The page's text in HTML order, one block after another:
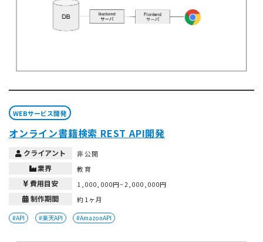
WEBサービス開発
オンライン書籍検索 REST API開発
クライアント 非公開
業界 教育
費用目安 1,000,000円~2,000,000円
制作期間 約1ヶ月
#API #楽天API #AmazonAPI